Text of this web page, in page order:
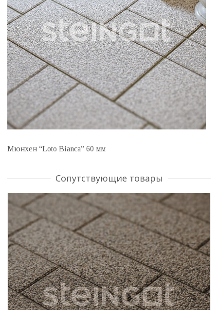
Мюнхен “Loto Bianca” 60 мм
Сопутствующие товары